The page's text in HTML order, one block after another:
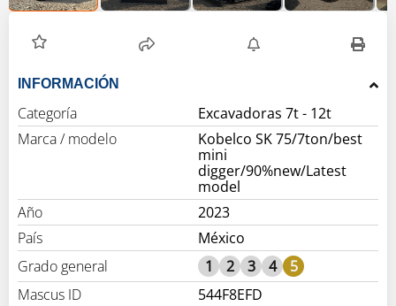
INFORMACIÓN
Categoría
Excavadoras 7t - 12t
Marca / modelo
Kobelco SK 75/7ton/best
mini
digger/90%new/Latest
model
Año
2023
País
México
Grado general
1 2 3 4
5
Mascus ID
544F8EFD